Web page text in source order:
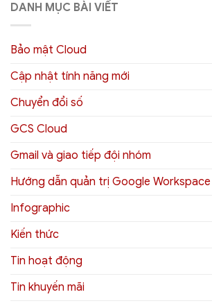
DANH MỤC BÀI VIẾT
Bảo mật Cloud
Cập nhật tính năng mới
Chuyển đổi số
GCS Cloud
Gmail và giao tiếp đội nhóm
Hướng dẫn quản trị Google Workspace
Infographic
Kiến thức
Tin hoạt động
Tin khuyến mãi